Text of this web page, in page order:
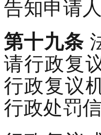
告知申请人
第十九条
请行政复
行政复议
行政处罚